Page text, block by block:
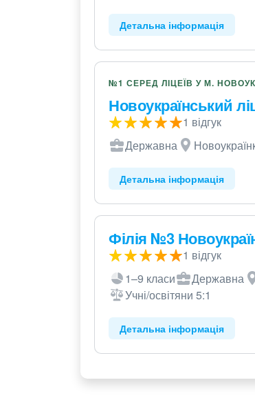
Детальна інформація
№1 СЕРЕД ЛІЦЕЇВ У М.
Новоукраїнський
1 відгук
Державна
Детальна інформація
Філія №3
1 відгук
1–9 класи
Державна
Учні/освітяни 5:1
Детальна інформація